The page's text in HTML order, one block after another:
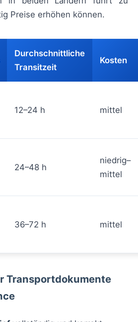
Preise erhöhen können.
Durchschnittliche
Transitzeit
Kosten
12–24 h mittel
24–48 h
niedrig–
mittel
36–72 h mittel
Transportdokumente